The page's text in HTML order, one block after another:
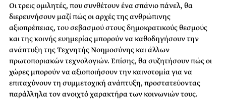
Οι τρεις ομιλητές, που συνθέτουν ένα σπάνιο πάνελ, θα
διερευνήσουν μαζί πώς οι αρχές της ανθρώπινης
αξιοπρέπειας, του σεβασμού στους δημοκρατικούς θεσμούς
και της κοινής ευημερίας μπορούν να καθοδηγήσουν την
ανάπτυξη της Τεχνητής Νοημοσύνης και άλλων
πρωτοποριακών τεχνολογιών. Επίσης, θα συζητήσουν πώς οι
χώρες μπορούν να αξιοποιήσουν την καινοτομία για να
επιταχύνουν τη συμμετοχική ανάπτυξη, προστατεύοντας
παράλληλα τον ανοιχτό χαρακτήρα των κοινωνιών τους.